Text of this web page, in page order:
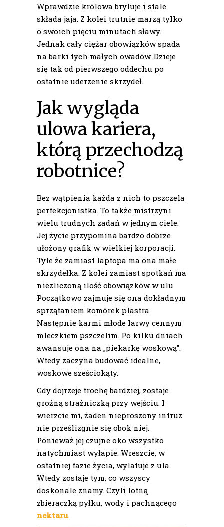
Wprawdzie królowa bryluje i stale
składa jaja. Z kolei trutnie marzą tylko
o swoich pięciu minutach sławy.
Jednak cały ciężar obowiązków spada
na barki tych małych owadów. Dzieje
się tak od pierwszego oddechu po
ostatnie uderzenie skrzydeł.
Jak wygląda
ulowa kariera,
którą przechodzą
robotnice?
Bez wątpienia każda z nich to pszczela
perfekcjonistka. To także mistrzyni
wielu trudnych zadań w jednym ciele.
Jej życie przypomina bardzo dobrze
ułożony grafik w wielkiej korporacji.
Tyle że zamiast laptopa ma ona małe
skrzydełka. Z kolei zamiast spotkań ma
niezliczoną ilość obowiązków w ulu.
Początkowo zajmuje się ona dokładnym
sprzątaniem komórek plastra.
Następnie karmi młode larwy cennym
mleczkiem pszczelim. Po kilku dniach
awansuje ona na „piekarkę woskową”.
Wtedy zaczyna budować idealne,
woskowe sześciokąty.
Gdy dojrzeje trochę bardziej, zostaje
groźną strażniczką przy wejściu. I
wierzcie mi, żaden nieproszony intruz
nie prześlizgnie się obok niej.
Ponieważ jej czujne oko wszystko
natychmiast wyłapie. Wreszcie, w
ostatniej fazie życia, wylatuje z ula.
Wtedy zostaje tym, co wszyscy
doskonale znamy. Czyli lotną
zbieraczką pyłku, wody i pachnącego
nektaru.